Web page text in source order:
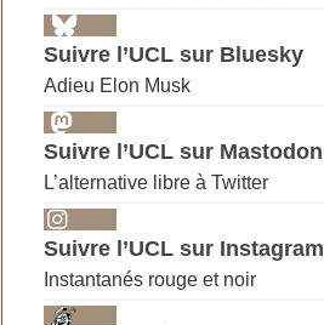
Suivre l’UCL sur Bluesky
Adieu Elon Musk
Suivre l’UCL sur Mastodon
L’alternative libre à Twitter
Suivre l’UCL sur Instagram
Instantanés rouge et noir